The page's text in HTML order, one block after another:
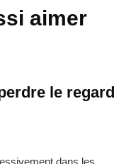
aimer
le regard